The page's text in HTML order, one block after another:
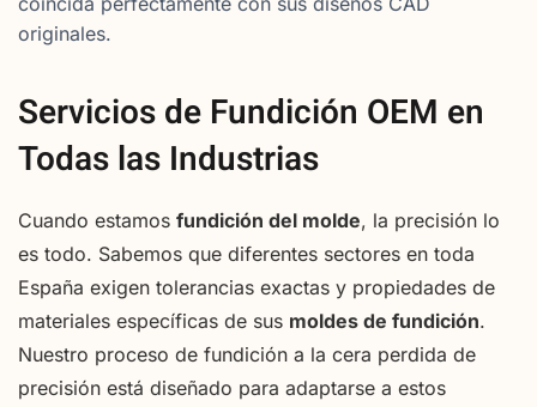
originales.
Servicios de Fundición OEM en
Todas las Industrias
Cuando estamos fundición del molde, la precisión lo
es todo. Sabemos que diferentes sectores en toda
España exigen tolerancias exactas y propiedades de
materiales específicas de sus moldes de fundición.
Nuestro proceso de fundición a la cera perdida de
precisión está diseñado para adaptarse a estos